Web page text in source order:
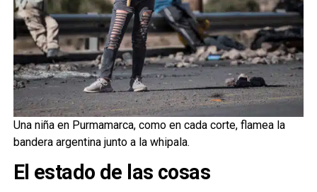
Una niña en Purmamarca, como en cada corte, flamea la
bandera argentina junto a la whipala.
El estado de las cosas